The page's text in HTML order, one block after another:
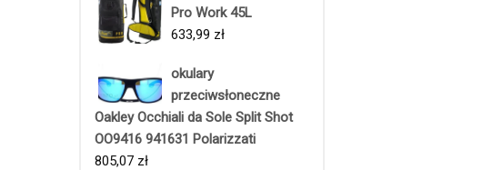
Pro Work 45L
633,99 zł
okulary
przeciwsłoneczne
Oakley Occhiali da Sole Split Shot
OO9416 941631 Polarizzati
805,07 zł